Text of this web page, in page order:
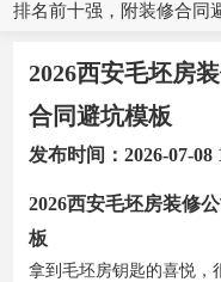
排名前十强，附装修合同
2026西安毛坯房
合同避坑模板
发布时间：2026-07-08
2026西安毛坯房装修
板
拿到毛坯房钥匙的喜悦，